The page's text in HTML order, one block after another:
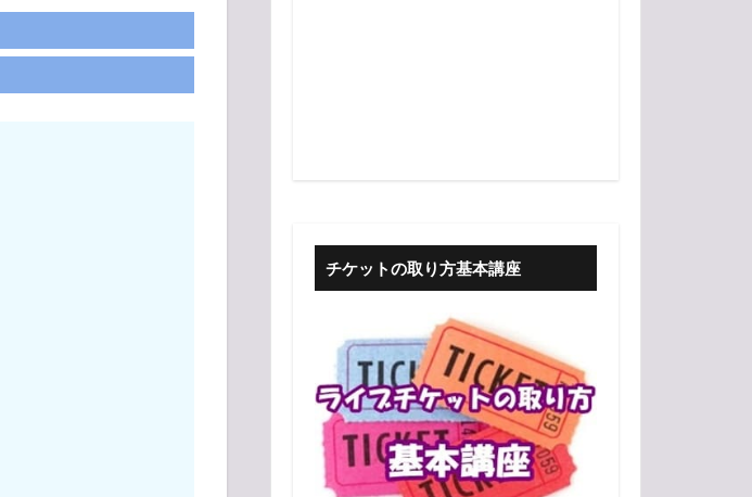
チケットの取り方基本講座